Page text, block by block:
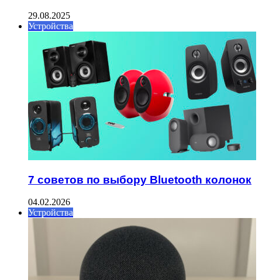
29.08.2025
Устройства
7 советов по выбору Bluetooth колонок
04.02.2026
Устройства